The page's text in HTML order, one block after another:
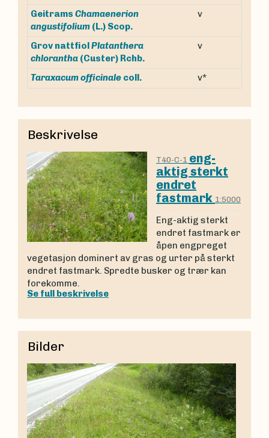
Geitrams Chamaenerion
angustifolium (L.) Scop.
v
Grov nattfiolPlatanthera
chlorantha (Custer) Rchb.
v
Taraxacum officinale coll. v*
Beskrivelse
T40-C-1 eng-
aktig sterkt
endret
fastmark 1:5000
Eng-aktig sterkt
endret fastmark er
åpen engpreget
vegetasjon dominert av gras og urter på sterkt
endret fastmark. Spredte busker og trær kan
forekomme.
Se full beskrivelse
Bilder